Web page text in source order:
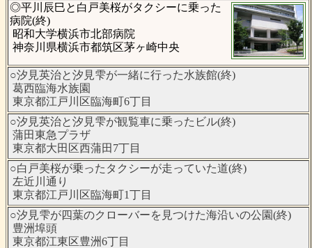
◎平川辰巳と白戸美桜がタクシーに乗った
病院(終)
昭和大学横浜市北部病院
神奈川県横浜市都筑区茅ヶ崎中央
○汐見英治と汐見雫が一緒に行った水族館(終)
葛西臨海水族園
東京都江戸川区臨海町6丁目
○汐見英治と汐見雫が観覧車に乗ったビル(終)
蒲田東急プラザ
東京都大田区西蒲田7丁目
○白戸美桜が乗ったタクシーが走っていた道(終)
左近川通り
東京都江戸川区臨海町1丁目
○汐見雫が四葉のクローバーを見つけた海沿いの公園(終)
豊洲埠頭
東京都江東区豊洲6丁目